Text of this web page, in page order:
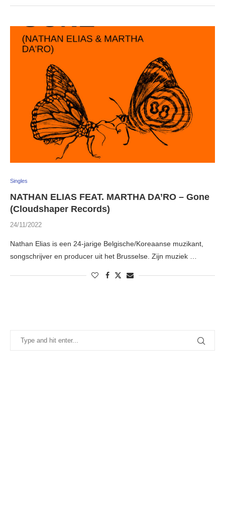
Singles
NATHAN ELIAS FEAT. MARTHA DA’RO – Gone
(Cloudshaper Records)
24/11/2022
Nathan Elias is een 24-jarige Belgische/Koreaanse muzikant,
songschrijver en producer uit het Brusselse. Zijn muziek …